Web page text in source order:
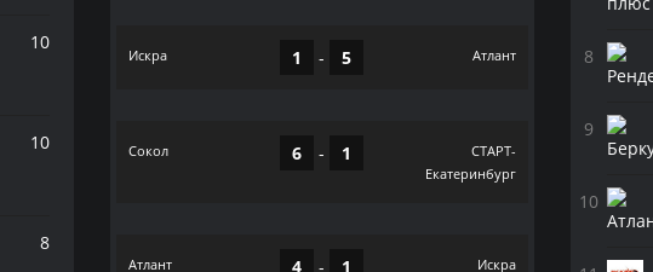
10
10
8
Искра 1 - 5 Атлант
Сокол 6 - 1
СТАРТ-
Екатеринбург
Атлант 4 - 1 Искра